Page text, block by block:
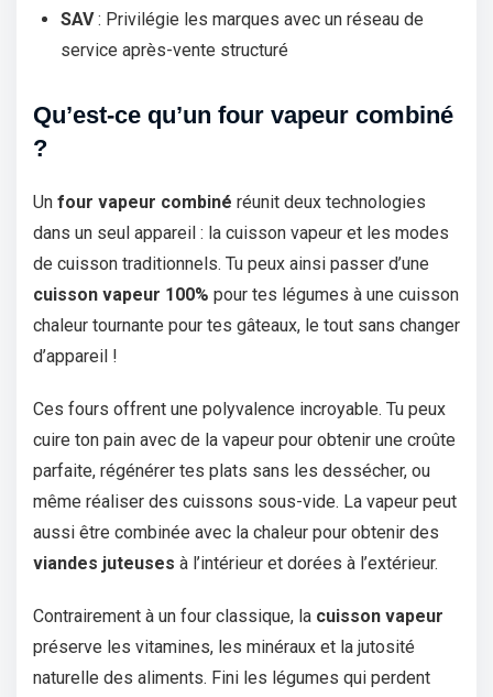
SAV: Privilégie les marques avec un réseau de
service après-vente structuré
Qu’est-ce qu’un four vapeur combiné
?
Un four vapeur combiné réunit deux technologies
dans un seul appareil : la cuisson vapeur et les modes
de cuisson traditionnels. Tu peux ainsi passer d’une
cuisson vapeur 100% pour tes légumes à une cuisson
chaleur tournante pour tes gâteaux, le tout sans changer
d’appareil !
Ces fours offrent une polyvalence incroyable. Tu peux
cuire ton pain avec de la vapeur pour obtenir une croûte
parfaite, régénérer tes plats sans les dessécher, ou
même réaliser des cuissons sous-vide. La vapeur peut
aussi être combinée avec la chaleur pour obtenir des
viandes juteuses à l’intérieur et dorées à l’extérieur.
Contrairement à un four classique, la cuisson vapeur
préserve les vitamines, les minéraux et la jutosité
naturelle des aliments. Fini les légumes qui perdent